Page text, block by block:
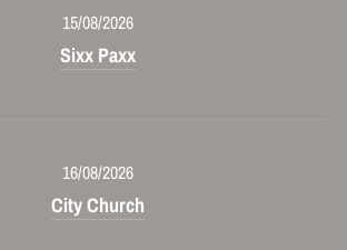
15/08/2026
Sixx Paxx
16/08/2026
City Church